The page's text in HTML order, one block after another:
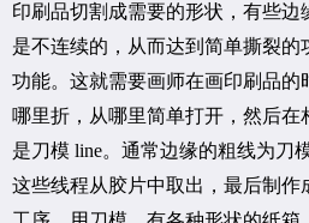
印刷品切割成需要的形状，有些
是不连续的，从而达到简单撕裂的
功能。这就需要画师在画印刷品的
哪里折，从哪里简单打开，然后
是刀模 line。通常边缘的粗线为刀
这些线程从胶片中取出，最后制作